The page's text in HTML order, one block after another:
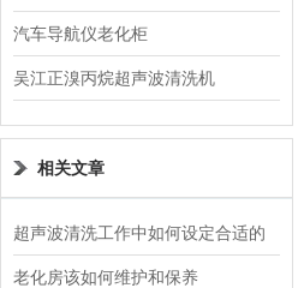
汽车导航仪老化柜
吴江正溴丙烷超声波清洗机
相关文章
超声波清洗工作中如何设定合适的
条件
老化房该如何维护和保养